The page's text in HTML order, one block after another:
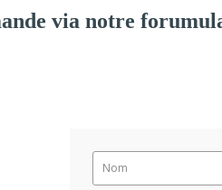
via notre